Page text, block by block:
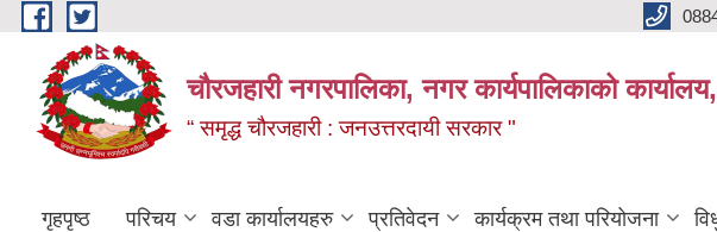
Skip to main content
चौरजहारी नगरपालिका, नगर कार्यपालिकाको
“ समृद्ध चौरजहारी : जनउत्तरदायी सरकार "
गृहपृष्ठ परिचय वडा कार्यालयहरु प्रतिवेदन कार्यक्रम तथा परियोजना